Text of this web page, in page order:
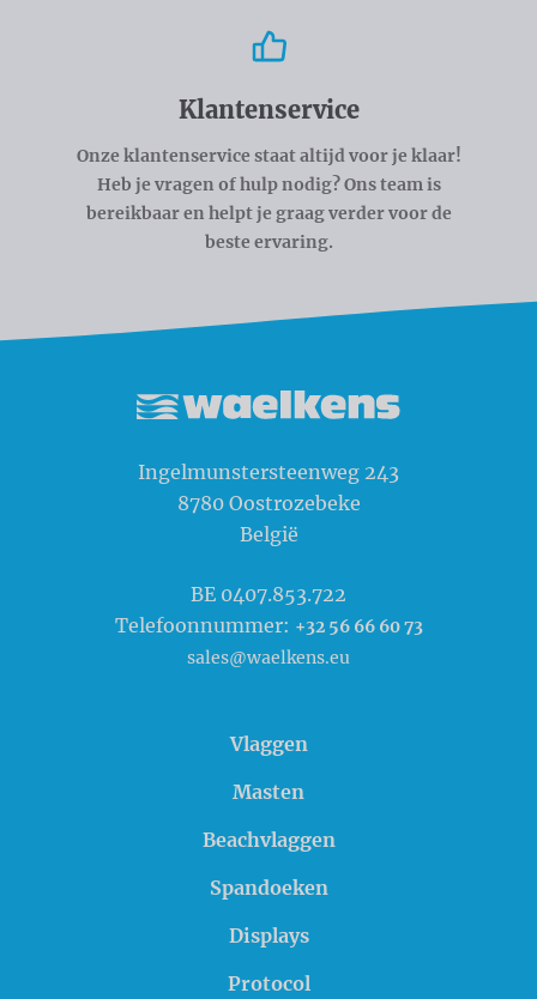
Klantenservice
Onze klantenservice staat altijd voor je klaar!
Heb je vragen of hulp nodig? Ons team is
bereikbaar en helpt je graag verder voor de
beste ervaring.
Ingelmunstersteenweg 243
8780 Oostrozebeke
België
BE 0407.853.722
Telefoonnummer: +32 56 66 60 73
sales@waelkens.eu
Vlaggen
Masten
Beachvlaggen
Spandoeken
Displays
Protocol